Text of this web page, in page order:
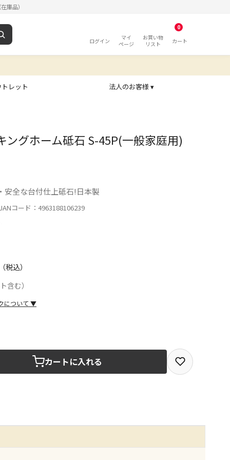
庫品）
ログイン
マイ
ページ
お買い物
リスト
0
カート
レット 法人のお客様 ▾
グホーム砥石 S-45P(一般家庭用)
安全な台付仕上砥石!日本製
コード：4963188106239
（税込）
含む）
について ▼
は、全て同じ店舗での受取となります
カートに入れる